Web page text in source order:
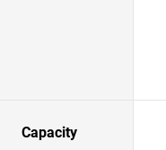
Capacity